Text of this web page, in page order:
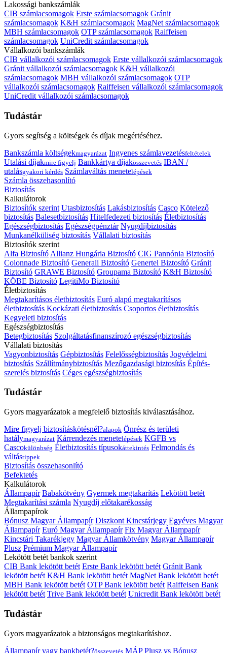
Lakossági bankszámlák
CIB számlacsomagok Erste számlacsomagok Gránit
számlacsomagok K&H számlacsomagok MagNet számlacsomagok
MBH számlacsomagok OTP számlacsomagok Raiffeisen
számlacsomagok UniCredit számlacsomagok
Vállalkozói bankszámlák
CIB vállalkozói számlacsomagok Erste vállalkozói számlacsomagok
Gránit vállalkozói számlacsomagok K&H vállalkozói
számlacsomagok MBH vállalkozói számlacsomagok OTP
vállalkozói számlacsomagok Raiffeisen vállalkozói számlacsomagok
UniCredit vállalkozói számlacsomagok
Tudástár
Gyors segítség a költségek és díjak megértéséhez.
Bankszámla költségekmagyarázat Ingyenes számlavezetésfeltételek
Utalási díjakmire figyelj Bankkártya díjakösszevetés IBAN /
utalásgyakori kérdés Számlaváltás menetelépések
Számla összehasonlító
Biztosítás
Kalkulátorok
Biztosítók szerint Utasbiztosítás Lakásbiztosítás Casco Kötelező
biztosítás Balesetbiztosítás Hitelfedezeti biztosítás Életbiztosítás
Egészségbiztosítás Egészségpénztár Nyugdíjbiztosítás
Munkanélküliség biztosítás Vállalati biztosítás
Biztosítók szerint
Alfa Biztosító Allianz Hungária Biztosító CIG Pannónia Biztosító
Colonnade Biztosító Generali Biztosító Genertel Biztosító Gránit
Biztosító GRAWE Biztosító Groupama Biztosító K&H Biztosító
KÖBE Biztosító LegitiMo Biztosító
Életbiztosítás
Megtakarításos életbiztosítás Euró alapú megtakarításos
életbiztosítás Kockázati életbiztosítás Csoportos életbiztosítás
Kegyeleti biztosítás
Egészségbiztosítás
Betegbiztosítás Szolgáltatásfinanszírozó egészségbiztosítás
Vállalati biztosítás
Vagyonbiztosítás Gépbiztosítás Felelősségbiztosítás Jogvédelmi
biztosítás Szállítmánybiztosítás Mezőgazdasági biztosítás Építés-
szerelés biztosítás Céges egészségbiztosítás
Tudástár
Gyors magyarázatok a megfelelő biztosítás kiválasztásához.
Mire figyelj biztosításkötésnél?alapok Önrész és területi
hatálymagyarázat Kárrendezés menetelépések KGFB vs
Cascokülönbség Életbiztosítás típusokáttekintés Felmondás és
váltástippek
Biztosítás összehasonlító
Befektetés
Kalkulátorok
Állampapír Babakötvény Gyermek megtakarítás Lekötött betét
Megtakarítási számla Nyugdíj előtakarékosság
Állampapírok
Bónusz Magyar Állampapír Diszkont Kincstárjegy Egyéves Magyar
Állampapír Euró Magyar Állampapír Fix Magyar Állampapír
Kincstári Takarékjegy Magyar Államkötvény Magyar Állampapír
Plusz Prémium Magyar Állampapír
Lekötött betét bankok szerint
CIB Bank lekötött betét Erste Bank lekötött betét Gránit Bank
lekötött betét K&H Bank lekötött betét MagNet Bank lekötött betét
MBH Bank lekötött betét OTP Bank lekötött betét Raiffeisen Bank
lekötött betét Trive Bank lekötött betét Unicredit Bank lekötött betét
Tudástár
Gyors magyarázatok a biztonságos megtakarításhoz.
Állampapír vagy bankbetét?összevetés MÁP Plusz vs Bónusz